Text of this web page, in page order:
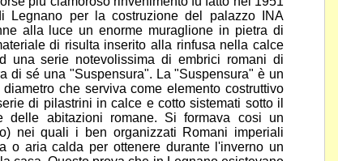
Legnano per lacostruzione del palazzo INA
alla luce un enorme muraglione in pietra di
di risulta inserito alla rinfusa nella calce
una serie notevolissima di embrici romani di
di sé una "Suspensura". La "Suspensura" è un
che serviva come elemento costruttivo
di pilastrini in calce e cotto sistemati sotto il
delle abitazioni romane. Si formava cosi un
nei quali i ben organizzati Romani imperiali
o aria calda per ottenere durante l'inverno un